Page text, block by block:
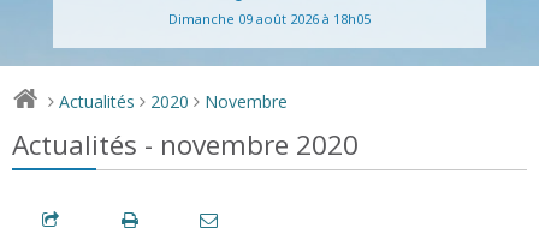
Dimanche 09 août 2026 à 18h05
> Actualités > 2020 > Novembre
Actualités - novembre 2020